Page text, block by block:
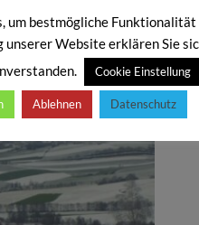
um bestmögliche Funktionalität
unserer Website erklären Sie
Cookie Einstellung
Ablehnen Datenschutz